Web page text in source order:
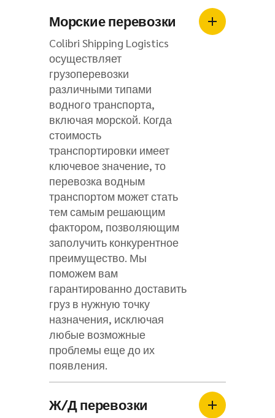
Морские перевозки
Colibri Shipping Logistics
осуществляет
грузоперевозки
различными типами
водного транспорта,
включая морской. Когда
стоимость
транспортировки имеет
ключевое значение, то
перевозка водным
транспортом может стать
тем самым решающим
фактором, позволяющим
заполучить конкурентное
преимущество. Мы
поможем вам
гарантированно доставить
груз в нужную точку
назначения, исключая
любые возможные
проблемы еще до их
появления.
Ж/Д перевозки